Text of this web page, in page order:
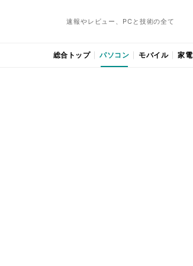
速報やレビュー、PCと技術の全て
総合トップ パソコン モバイル 家電